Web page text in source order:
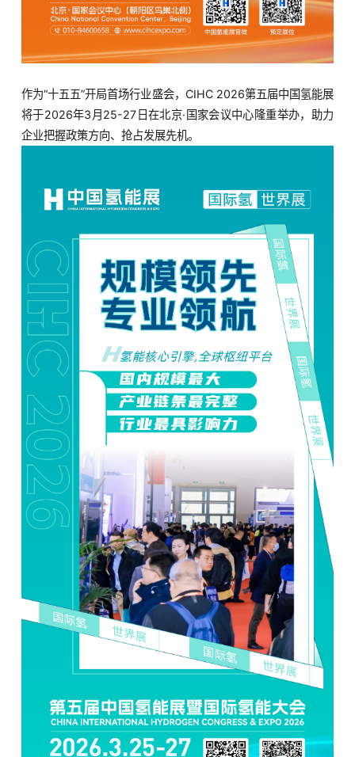
作为“十五五”开局首场行业盛会，CIHC 2026第五届中国氢能展
将于2026年3月25-27日在北京·国家会议中心隆重举办，助力
企业把握政策方向、抢占发展先机。